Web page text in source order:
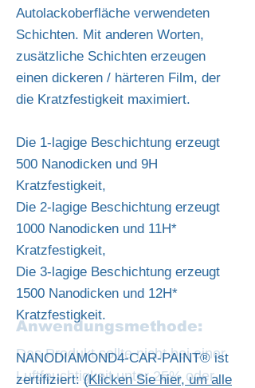
Anwendungsmethode:
Das Produkt sollte nicht bei einer
Luftfeuchtigkeit unter 25% oder
Autolackoberfläche verwendeten
Schichten. Mit anderen Worten,
zusätzliche Schichten erzeugen
einen dickeren / härteren Film, der
die Kratzfestigkeit maximiert.
Die 1-lagige Beschichtung erzeugt
500 Nanodicken und 9H
Kratzfestigkeit,
Die 2-lagige Beschichtung erzeugt
1000 Nanodicken und 11H*
Kratzfestigkeit,
Die 3-lagige Beschichtung erzeugt
1500 Nanodicken und 12H*
Kratzfestigkeit.
NANODIAMOND4-CAR-PAINT® ist
zertifiziert: (Klicken Sie hier, um alle